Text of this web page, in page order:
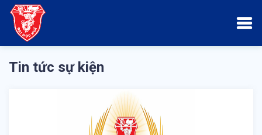
Tin tức sự kiện